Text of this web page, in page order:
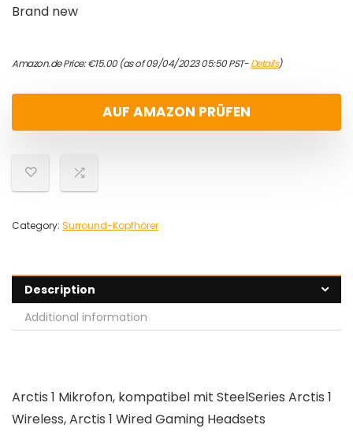
Brand new
Amazon.de Price:€15.00(as of 09/04/2023 05:50 PST-Details)
AUF AMAZON PRÜFEN
Category: Surround-Kopfhörer
Description
Additional information
Arctis 1 Mikrofon, kompatibel mit SteelSeries Arctis 1
Wireless, Arctis 1 Wired Gaming Headsets